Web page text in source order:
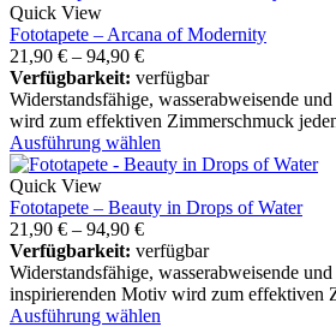
Quick View
Fototapete – Arcana of Modernity
21,90 € – 94,90 €
Verfügbarkeit: verfügbar
Widerstandsfähige, wasserabweisende
wird zum effektiven Zimmerschmuck
Ausführung wählen
Quick View
Fototapete – Beauty in Drops of Water
21,90 € – 94,90 €
Verfügbarkeit: verfügbar
Widerstandsfähige, wasserabweisende
inspirierenden Motiv wird zum effektiven
Ausführung wählen